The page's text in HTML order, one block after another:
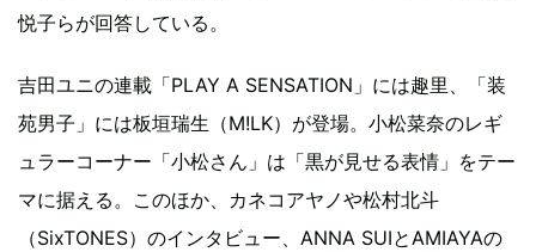
悦子らが回答している。
吉田ユニの連載「PLAY A SENSATION」には趣里、「装
苑男子」には板垣瑞生（M!LK）が登場。小松菜奈のレギ
ュラーコーナー「小松さん」は「黒が見せる表情」をテー
マに据える。このほか、カネコアヤノや松村北斗
（SixTONES）のインタビュー、ANNA SUIとAMIAYAの